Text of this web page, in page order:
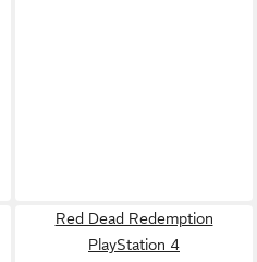
Red Dead Redemption
PlayStation 4